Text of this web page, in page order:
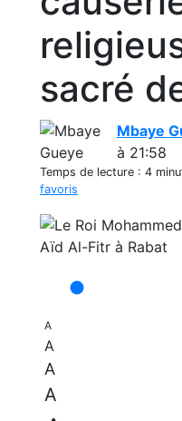
sacré
Mbaye
à 21:58
Temps de lecture : 4
favoris
A
A
A
A